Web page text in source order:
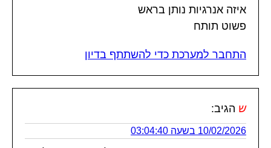
איזה אנרגיות נותן בראש
פשוט תותח
התחבר למערכת כדי להשתתף בדיון
ש הגיב:
10/02/2026 בשעה 03:04:40